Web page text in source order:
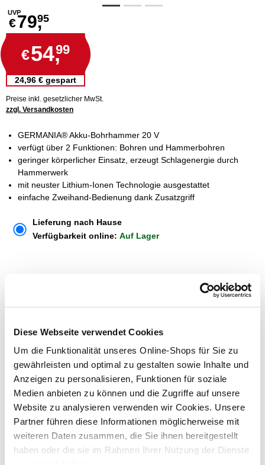
Diese Webseite verwendet Cookies
Um die Funktionalität unseres Online-Shops für Sie zu
gewährleisten und optimal zu gestalten sowie Inhalte und
Anzeigen zu personalisieren, Funktionen für soziale
Medien anbieten zu können und die Zugriffe auf unsere
Website zu analysieren verwenden wir Cookies. Unsere
Partner führen diese Informationen möglicherweise mit
weiteren Daten zusammen, die Sie ihnen bereitgestellt
haben oder die sie im Rahmen Ihrer Nutzung der Dienste
UVP
€79,95
€54,99
24,96 € gespart
Preise inkl. gesetzlicher MwSt.
zzgl. Versandkosten
GERMANIA® Akku-Bohrhammer 20 V
verfügt über 2 Funktionen: Bohren und Hammerbohren
geringer körperlicher Einsatz, erzeugt Schlagenergie durch
Hammerwerk
mit neuster Lithium-Ionen Technologie ausgestattet
einfache Zweihand-Bedienung dank Zusatzgriff
Lieferung nach Hause
Verfügbarkeit online: Auf Lager
Um Abholung im Markt nutzen zu können, wähle zunächst
Verfügbarkeit:
Menge
In den Warenkorb
Merken
ZUBEHÖR UND PASSENDE ARTIKEL: